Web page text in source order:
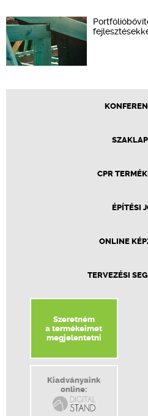
CPR
ÉPÍTÉSI
ONLINE
TERVEZÉSI
Szeretném
a termékeimet
megjelentetni
Kiadványaink
online: